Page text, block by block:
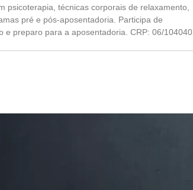
psicoterapia, técnicas corporais de relaxamento,
pré e pós-aposentadoria. Participa de
e preparo para a aposentadoria. CRP: 06/104040.